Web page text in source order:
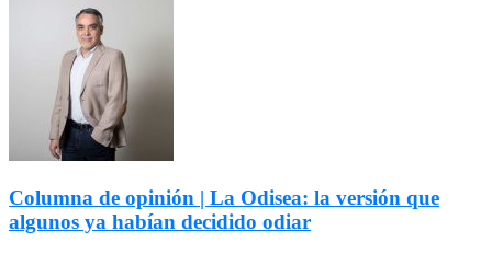
Columna de opinión | La Odisea: la versión que
algunos ya habían decidido odiar